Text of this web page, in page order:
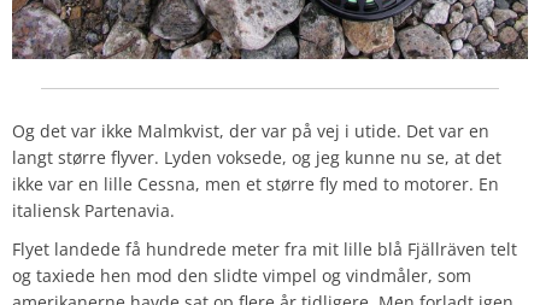
Og det var ikke Malmkvist, der var på vej i utide. Det var en
langt større flyver. Lyden voksede, og jeg kunne nu se, at det
ikke var en lille Cessna, men et større fly med to motorer. En
italiensk Partenavia.
Flyet landede få hundrede meter fra mit lille blå Fjällräven telt
og taxiede hen mod den slidte vimpel og vindmåler, som